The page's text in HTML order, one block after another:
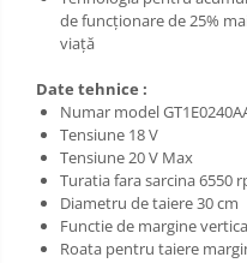
de funcţionare de 25%
viaţă
Date tehnice :
Numar model
Tensiune 18 V
Tensiune 20 V Max
Turatia fara sarcina 6550
Diametru de taiere 30 cm
Functie de margine
Roata pentru taiere